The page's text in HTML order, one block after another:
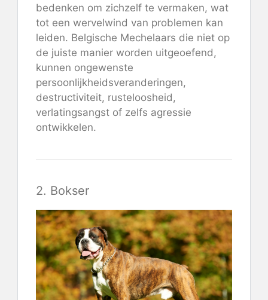
bedenken om zichzelf te vermaken, wat
tot een wervelwind van problemen kan
leiden. Belgische Mechelaars die niet op
de juiste manier worden uitgeoefend,
kunnen ongewenste
persoonlijkheidsveranderingen,
destructiviteit, rusteloosheid,
verlatingsangst of zelfs agressie
ontwikkelen.
2. Bokser